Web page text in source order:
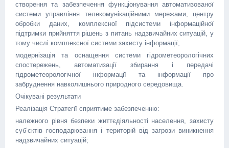
створення та забезпечення функціонування автоматизованої
системи управління телекомунікаційними мережами, центру
обробки даних, комплексної підсистеми інформаційної
підтримки прийняття рішень з питань надзвичайних ситуацій, у
тому числі комплексної системи захисту інформації;
модернізація та оснащення системи гідрометеорологічних
спостережень, автоматизації збирання і передачі
гідрометеорологічної інформації та інформації про
забруднення навколишнього природного середовища.
Очікувані результати
Реалізація Стратегії сприятиме забезпеченню:
належного рівня безпеки життєдіяльності населення, захисту
суб’єктів господарювання і територій від загрози виникнення
надзвичайних ситуацій;